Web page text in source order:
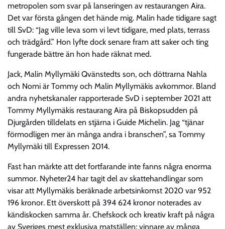
metropolen som svar på lanseringen av restaurangen Aira.
Det var första gången det hände mig. Malin hade tidigare sagt
till SvD: “Jag ville leva som vi levt tidigare, med plats, terrass
och trädgård.” Hon lyfte dock senare fram att saker och ting
fungerade bättre än hon hade räknat med.
Jack, Malin Myllymäki Qvänstedts son, och döttrarna Nahla
och Nomi är Tommy och Malin Myllymäkis avkommor. Bland
andra nyhetskanaler rapporterade SvD i september 2021 att
Tommy Myllymäkis restaurang Aira på Biskopsudden på
Djurgården tilldelats en stjärna i Guide Michelin. Jag “tjänar
förmodligen mer än många andra i branschen”, sa Tommy
Myllymäki till Expressen 2014.
Fast han märkte att det fortfarande inte fanns några enorma
summor. Nyheter24 har tagit del av skattehandlingar som
visar att Myllymäkis beräknade arbetsinkomst 2020 var 952
196 kronor. Ett överskott på 394 624 kronor noterades av
kändiskocken samma år. Chefskock och kreativ kraft på några
av Sveriges mest exklusiva matställen; vinnare av många